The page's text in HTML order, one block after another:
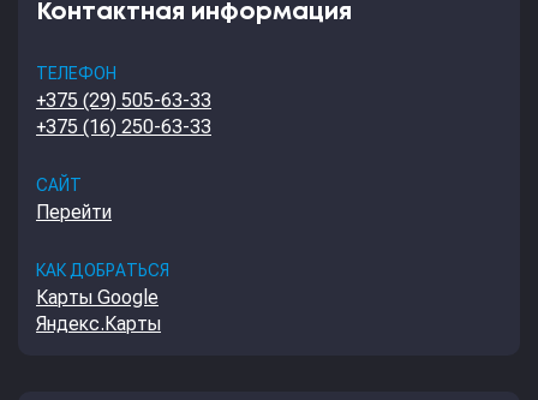
Контактная информация
ТЕЛЕФОН
+375 (29) 505-63-33
+375 (16) 250-63-33
САЙТ
Перейти
КАК ДОБРАТЬСЯ
Карты Google
Яндекс.Карты